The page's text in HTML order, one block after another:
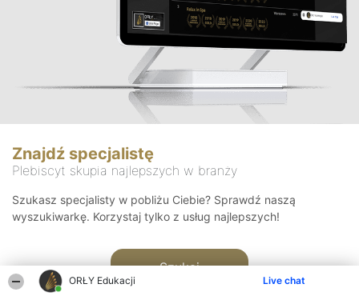
ORŁY Edukacji Live chat
Znajdź specjalistę
Plebiscyt skupia najlepszych w branży
Szukasz specjalisty w pobliżu Ciebie? Sprawdź naszą
wyszukiwarkę. Korzystaj tylko z usług najlepszych!
Szukaj